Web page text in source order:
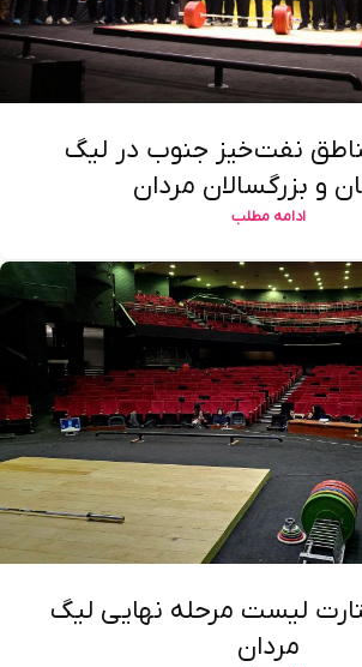
نفت‌خیز جنوب در لیگ
و بزرگسالان مردان
ادامه مطلب
لیست مرحله نهایی لیگ
مردان